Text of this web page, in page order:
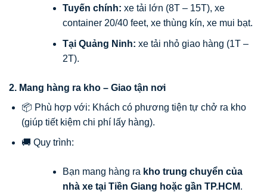
Tuyến chính: xe tải lớn (8T – 15T), xe
container 20/40 feet, xe thùng kín, xe mui bạt.
Tại Quảng Ninh: xe tải nhỏ giao hàng (1T –
2T).
2. Mang hàng ra kho – Giao tận nơi
📦 Phù hợp với: Khách có phương tiện tự chở ra kho
(giúp tiết kiệm chi phí lấy hàng).
🚚 Quy trình:
Bạn mang hàng ra kho trung chuyển của
nhà xe tại Tiền Giang hoặc gần TP.HCM.